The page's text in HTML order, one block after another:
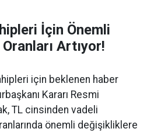
İçin Önemli
Artıyor!
için beklenen haber
Kararı Resmi
TL cinsinden vadeli
önemli değişikliklere